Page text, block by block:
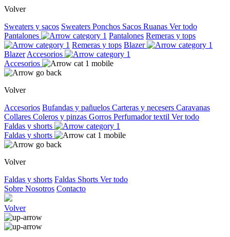
Volver
Sweaters y sacos Sweaters Ponchos Sacos Ruanas Ver todo
Pantalones
Pantalones Remeras y tops
Remeras y tops Blazer
Blazer Accesorios
Accesorios
Volver
Accesorios Bufandas y pañuelos Carteras y necesers Caravanas
Collares Coleros y pinzas Gorros Perfumador textil Ver todo
Faldas y shorts
Faldas y shorts
Volver
Faldas y shorts Faldas Shorts Ver todo
Sobre Nosotros Contacto
Volver